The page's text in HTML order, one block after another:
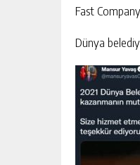
Fast
Dünya